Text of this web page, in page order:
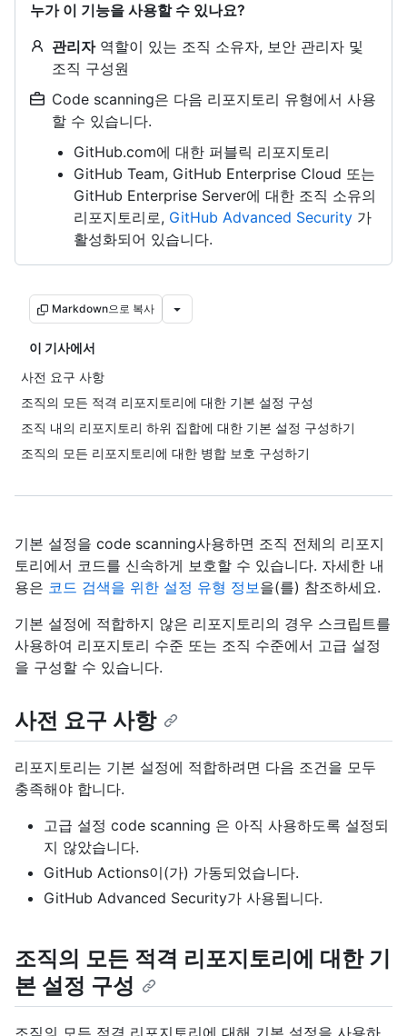
누가 이 기능을 사용할 수 있나요?
관리자역할이 있는 조직 소유자, 보안 관리자 및
조직 구성원
Code scanning은 다음 리포지토리 유형에서 사용
할 수 있습니다.
GitHub.com에 대한 퍼블릭 리포지토리
GitHub Team, GitHub Enterprise Cloud 또는
GitHub Enterprise Server에 대한 조직 소유의
리포지토리로, GitHub Advanced Security 가
활성화되어 있습니다.
Markdown으로 복사
이 기사에서
사전 요구 사항
조직의 모든 적격 리포지토리에 대한 기본 설정 구성
조직 내의 리포지토리 하위 집합에 대한 기본 설정 구성하기
조직의 모든 리포지토리에 대한 병합 보호 구성하기
기본 설정을 code scanning사용하면 조직 전체의 리포지
토리에서 코드를 신속하게 보호할 수 있습니다. 자세한 내
용은 코드 검색을 위한 설정 유형 정보을(를) 참조하세요.
기본 설정에 적합하지 않은 리포지토리의 경우 스크립트를
사용하여 리포지토리 수준 또는 조직 수준에서 고급 설정
을 구성할 수 있습니다.
사전 요구 사항
리포지토리는 기본 설정에 적합하려면 다음 조건을 모두
충족해야 합니다.
고급 설정 code scanning 은 아직 사용하도록 설정되
지 않았습니다.
GitHub Actions이(가) 가동되었습니다.
GitHub Advanced Security가 사용됩니다.
조직의 모든 적격 리포지토리에 대한 기
본 설정 구성